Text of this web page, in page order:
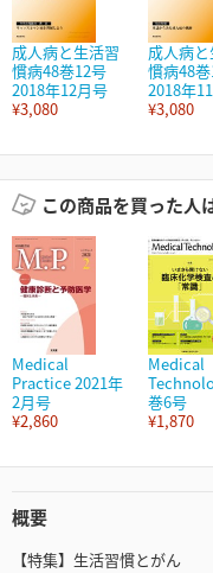
成人病と生活習
慣病48巻12号
2018年12月号
¥3,080
成人病
慣病48
2018年
¥3,080
この商品を買った人
Medical
Practice 2021年
2月号
¥2,860
Medical
巻6号
¥1,870
概要
【特集】生活習慣とがん